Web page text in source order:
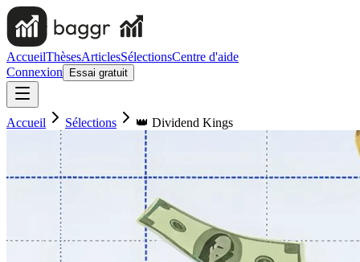
AccueilThèsesArticlesSélectionsCentre d'aide
Connexion
Essai gratuit
Accueil Sélections 👑 Dividend Kings